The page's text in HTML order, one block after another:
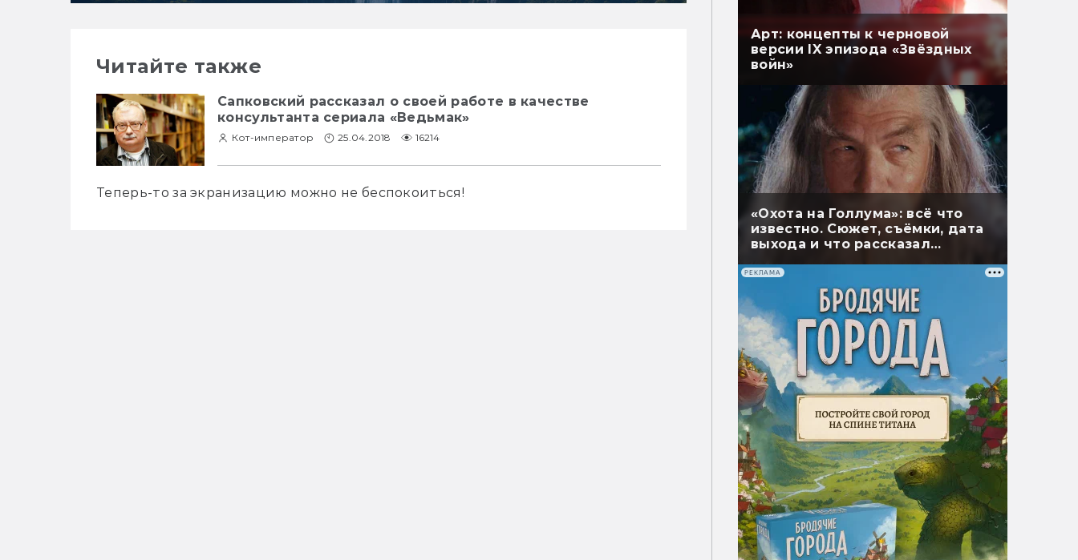
Читайте также
Сапковский рассказал о своей работе в качестве
консультанта сериала «Ведьмак»
Кот-император 25.04.2018 16214
Теперь-то за экранизацию можно не беспокоиться!
Арт: концепты к черновой
версии IX эпизода «Звёздных
войн»
«Охота на Голлума»: всё что
известно. Сюжет, съёмки, дата
выхода и что рассказал
РЕКЛАМА